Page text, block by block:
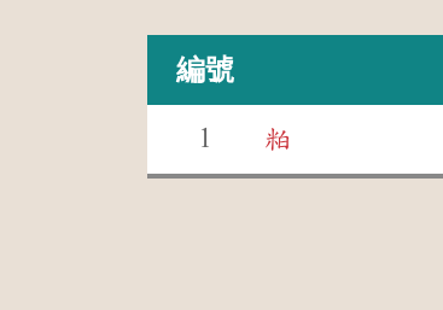
編號
1 粕